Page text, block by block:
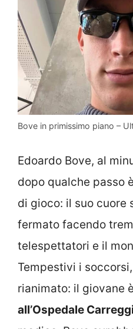
Bove in primissimo piano –
Edoardo Bove, al
dopo qualche passo
di gioco: il suo cuore
fermato facendo
telespettatori e il
Tempestivi i
rianimato: il giovane
all’Ospedale